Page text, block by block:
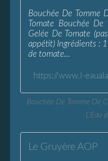
Bouchée De Tomme
Tomate Bouchée
Gelée De Tomate
appétit) Ingrédients :
de tomate...
Bouchée De Tomme De
L'Eau
Le Gruyère AOP